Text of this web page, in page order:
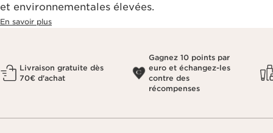
et environnementales élevées.
En savoir plus
Livraison gratuite dès
70€ d'achat
Gagnez 10 points par
euro et échangez-les
contre des
récompenses